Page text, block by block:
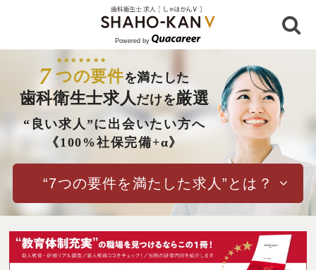
Powered by
7 つの要件を満たした
歯科衛生士求人 だけを厳選
“良い求人”に出会いたい方へ
《100%社保完備+α》
“7つの要件を満たした求人”とは？